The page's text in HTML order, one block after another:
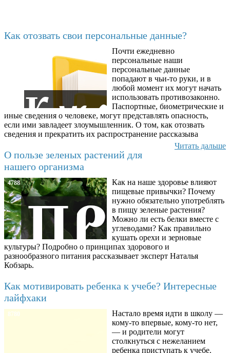
Как отозвать свои персональные данные?
Почти ежедневно
персональные наши
персональные данные
попадают в чьи-то руки, и в
любой момент их могут начать
использовать противозаконно.
Паспортные, биометрические и
иные сведения о человеке, могут представлять опасность,
если ими завладеет злоумышленник. О том, как отозвать
сведения и прекратить их распространение рассказыва
Читать дальше
О пользе зеленых растений для
нашего организма
4788
Как на наше здоровье влияют
пищевые привычки? Почему
нужно обязательно употреблять
в пищу зеленые растения?
Можно ли есть белки вместе с
углеводами? Как правильно
кушать орехи и зерновые
культуры? Подробно о принципах здорового и
разнообразного питания рассказывает эксперт Наталья
Кобзарь.
Как мотивировать ребенка к учебе? Интересные
лайфхаки
8780
Настало время идти в школу —
кому-то впервые, кому-то нет,
— и родители могут
столкнуться с нежеланием
ребенка приступать к учебе.